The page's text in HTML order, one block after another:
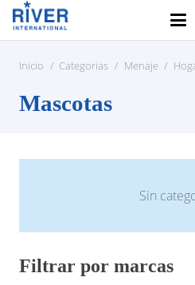
Inicio / Categorias / Menaje /
Mascotas
Sin
Filtrar por marcas